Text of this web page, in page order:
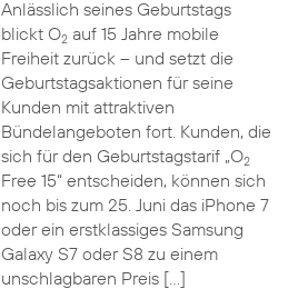
Anlässlich seines Geburtstags
blickt O2auf 15 Jahre mobile
Freiheit zurück – und setzt die
Geburtstagsaktionen für seine
Kunden mit attraktiven
Bündelangeboten fort. Kunden, die
sich für den Geburtstagstarif „O2
Free 15“ entscheiden, können sich
noch bis zum 25. Juni das iPhone 7
oder ein erstklassiges Samsung
Galaxy S7 oder S8 zu einem
unschlagbaren Preis […]